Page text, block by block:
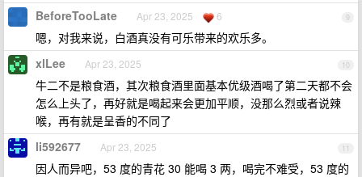
9
BeforeTooLate Apr 23, 2025 6
嗯，对我来说，白酒真没有可乐带来的欢乐多。
10
xlLee Apr 23, 2025
牛二不是粮食酒，其次粮食酒里面基本优级酒喝了第二天都不会
怎么上头了，再好就是喝起来会更加平顺，没那么烈或者说辣
喉，再有就是呈香的不同了
11
li592677 Apr 23, 2025
因人而异吧，53 度的青花 30 能喝 3 两，喝完不难受，53 度的